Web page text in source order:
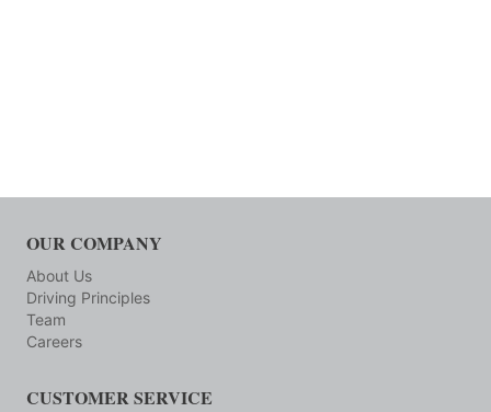
OUR COMPANY
About Us
Driving Principles
Team
Careers
CUSTOMER SERVICE